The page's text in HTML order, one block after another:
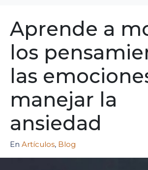
Aprende a
los
las
manejar la
ansiedad
En Artículos, Blog